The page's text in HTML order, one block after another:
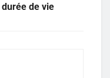
de vie